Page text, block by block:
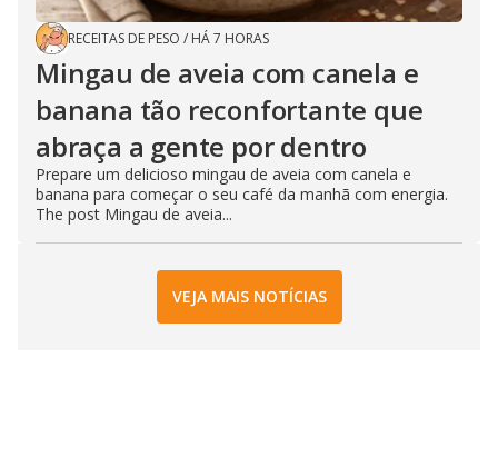
RECEITAS DE PESO / HÁ 7 HORAS
Mingau de aveia com canela e
banana tão reconfortante que
abraça a gente por dentro
Prepare um delicioso mingau de aveia com canela e
banana para começar o seu café da manhã com energia.
The post Mingau de aveia...
VEJA MAIS NOTÍCIAS